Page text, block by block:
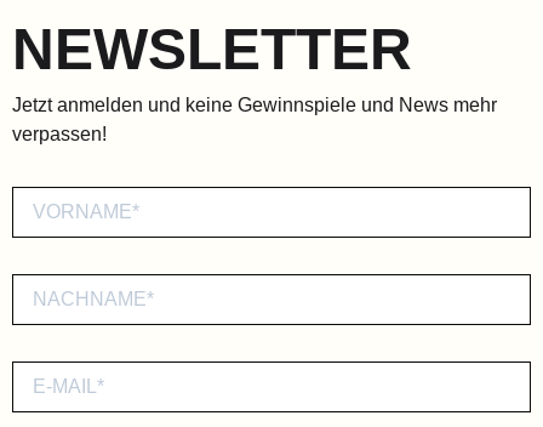
NEWSLETTER
Jetzt anmelden und keine Gewinnspiele und News mehr
verpassen!